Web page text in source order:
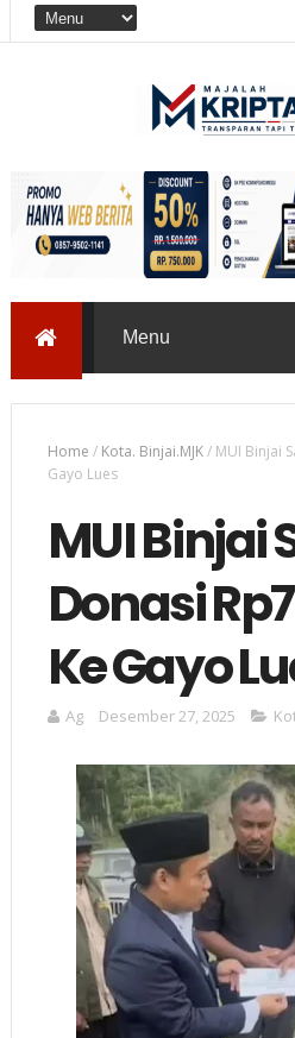
Home / Kota. Binjai.MJK/ MUI Binjai
Gayo Lues
MUI Binjai
Donasi
Ke Gayo
Ag Desember 27, 2025